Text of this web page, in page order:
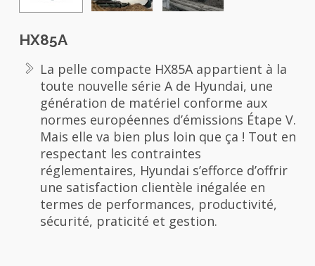
HX85A
La pelle compacte HX85A appartient à la
toute nouvelle série A de Hyundai, une
génération de matériel conforme aux
normes européennes d’émissions Étape V.
Mais elle va bien plus loin que ça ! Tout en
respectant les contraintes
réglementaires, Hyundai s’efforce d’offrir
une satisfaction clientèle inégalée en
termes de performances, productivité,
sécurité, praticité et gestion.